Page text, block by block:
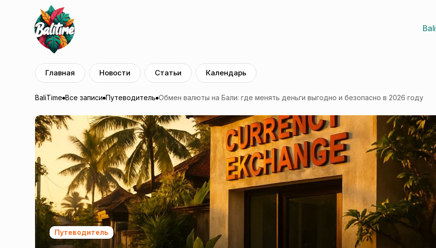
Главная Новости Статьи Календарь
BaliTime Все записи Путеводитель Обмен валюты на Бали: где менять деньги выгодно и безопасно в 2026 году
Путеводитель